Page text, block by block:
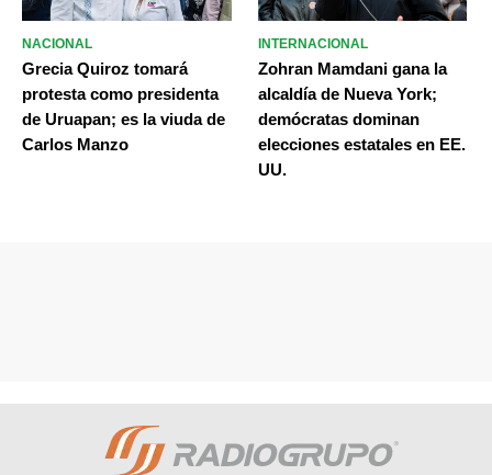
NACIONAL
Grecia Quiroz tomará
protesta como presidenta
de Uruapan; es la viuda de
Carlos Manzo
INTERNACIONAL
Zohran Mamdani gana la
alcaldía de Nueva York;
demócratas dominan
elecciones estatales en EE.
UU.